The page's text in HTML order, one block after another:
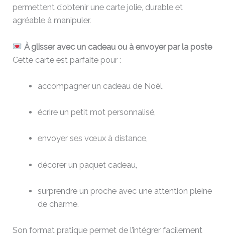
permettent d’obtenir une carte jolie, durable et
agréable à manipuler.
À glisser avec un cadeau ou à envoyer par la poste
Cette carte est parfaite pour :
accompagner un cadeau de Noël,
écrire un petit mot personnalisé,
envoyer ses vœux à distance,
décorer un paquet cadeau,
surprendre un proche avec une attention pleine
de charme.
Son format pratique permet de l’intégrer facilement